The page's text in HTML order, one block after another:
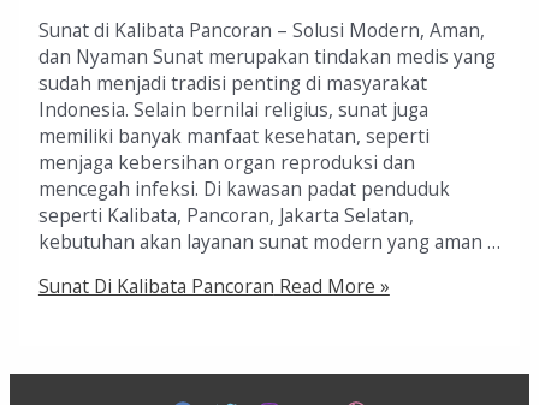
Sunat di Kalibata Pancoran – Solusi Modern, Aman,
dan Nyaman Sunat merupakan tindakan medis yang
sudah menjadi tradisi penting di masyarakat
Indonesia. Selain bernilai religius, sunat juga
memiliki banyak manfaat kesehatan, seperti
menjaga kebersihan organ reproduksi dan
mencegah infeksi. Di kawasan padat penduduk
seperti Kalibata, Pancoran, Jakarta Selatan,
kebutuhan akan layanan sunat modern yang aman …
Sunat Di Kalibata Pancoran Read More »